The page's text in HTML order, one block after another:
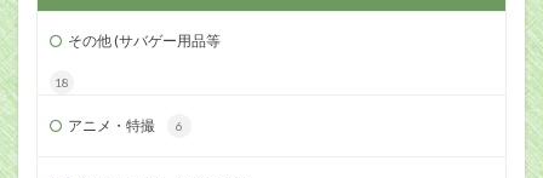
その他 (サバゲー用品等
18
アニメ・特撮 6